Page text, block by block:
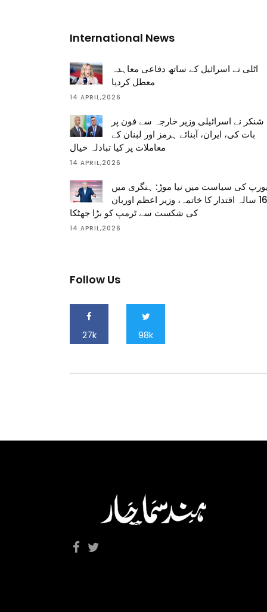
International News
اٹلی نے اسرائیل کے ساتھ دفاعی معاہدہ
معطل کردیا
14 APRIL,2026
نے اسرائیلی وزیر خارجہ سے فون پر
بات کی، ایران، آبنائے ہرمز اور لبنان کے
معاملات پر کیا تبادلہ خیال
14 APRIL,2026
کی سیاست میں نیا موڑ: ہنگری میں
16 سالہ اقتدار کا خاتمہ، وزیر اعظم اوربان
کی شکست سے ٹرمپ کو بڑا جھٹکا
14 APRIL,2026
Follow Us
27k 98k